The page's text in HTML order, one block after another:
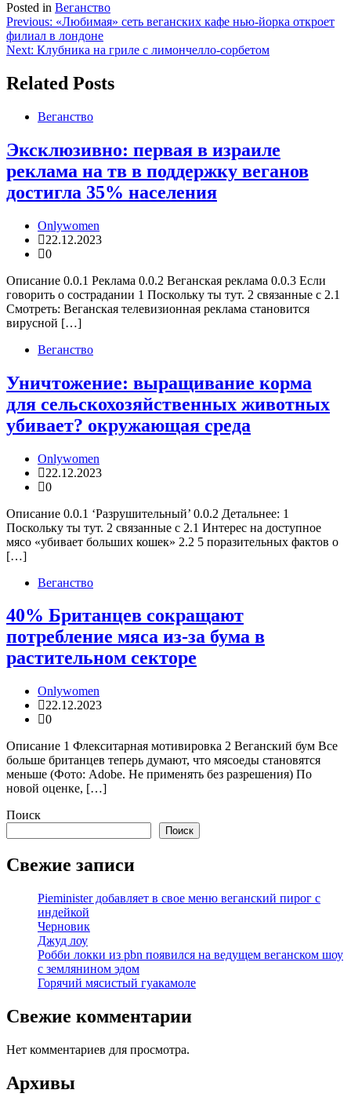
Posted in Веганство
Навигация
по
Previous: «Любимая» сеть веганских кафе нью-йорка откроет
филиал в лондоне
Next: Клубника на гриле с лимончелло-сорбетом
Related Posts
Веганство
Эксклюзивно: первая в израиле
реклама на тв в поддержку веганов
достигла 35% населения
Onlywomen
22.12.2023
0
Описание 0.0.1 Реклама 0.0.2 Веганская реклама 0.0.3 Если
говорить о сострадании 1 Поскольку ты тут. 2 связанные с 2.1
Смотреть: Веганская телевизионная реклама становится
вирусной […]
Веганство
Уничтожение: выращивание корма
для сельскохозяйственных животных
убивает? окружающая среда
Onlywomen
22.12.2023
0
Описание 0.0.1 ‘Разрушительный’ 0.0.2 Детальнее: 1
Поскольку ты тут. 2 связанные с 2.1 Интерес на доступное
мясо «убивает больших кошек» 2.2 5 поразительных фактов о
[…]
Веганство
40% Британцев сокращают
потребление мяса из-за бума в
растительном секторе
Onlywomen
22.12.2023
0
Описание 1 Флекситарная мотивировка 2 Веганский бум Все
больше британцев теперь думают, что мясоеды становятся
меньше (Фото: Adobe. Не применять без разрешения) По
новой оценке, […]
Поиск
Поиск
Свежие записи
Pieminister добавляет в свое меню веганский пирог с
индейкой
Черновик
Джуд лоу
Робби локки из pbn появился на ведущем веганском шоу
с землянином эдом
Горячий мясистый гуакамоле
Свежие комментарии
Нет комментариев для просмотра.
Архивы